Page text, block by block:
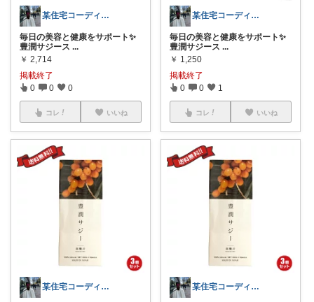
某住宅コーディネーター🏠の一押し品
毎日の美容と健康をサポート✨
豊潤サジース ...
￥ 2,714
掲載終了
0 0 0
コレ いいね
某住宅コーディネーター🏠の一押し品
某住宅コーディネーター🏠の一押し品
毎日の美容と健康をサポート✨
豊潤サジース ...
￥ 1,250
掲載終了
0 0 1
コレ いいね
某住宅コーディネーター🏠の一押し品